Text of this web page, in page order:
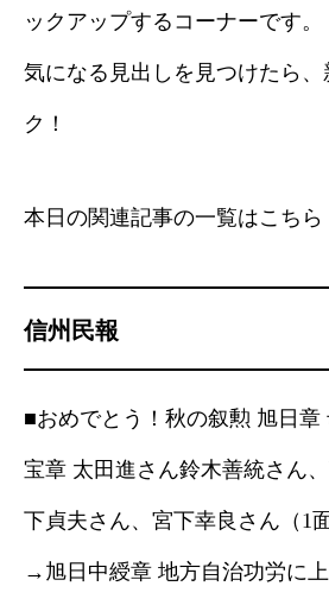
ックアップするコーナーです。
気になる見出しを見つけたら、
ク！
本日の関連記事の一覧はこちら
信州民報
■おめでとう！秋の叙勲 旭日章
宝章 太田進さん鈴木善統さん
下貞夫さん、宮下幸良さん（1面
→旭日中綬章 地方自治功労に